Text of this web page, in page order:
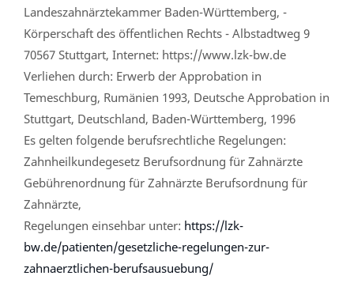
Landeszahnärztekammer Baden-Württemberg, -
Körperschaft des öffentlichen Rechts - Albstadtweg 9
70567 Stuttgart, Internet: https://www.lzk-bw.de
Verliehen durch: Erwerb der Approbation in
Temeschburg, Rumänien 1993, Deutsche Approbation in
Stuttgart, Deutschland, Baden-Württemberg, 1996
Es gelten folgende berufsrechtliche Regelungen:
Zahnheilkundegesetz Berufsordnung für Zahnärzte
Gebührenordnung für Zahnärzte Berufsordnung für
Zahnärzte,
Regelungen einsehbar unter: https://lzk-
bw.de/patienten/gesetzliche-regelungen-zur-
zahnaerztlichen-berufsausuebung/